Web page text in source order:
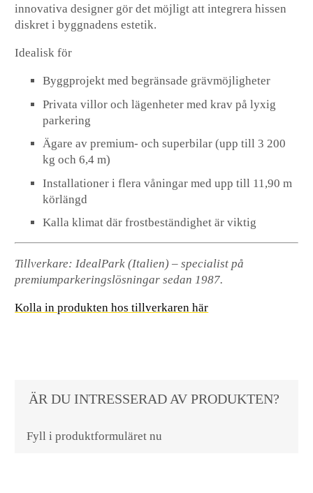
innovativa designer gör det möjligt att integrera hissen
diskret i byggnadens estetik.
Idealisk för
Byggprojekt med begränsade grävmöjligheter
Privata villor och lägenheter med krav på lyxig
parkering
Ägare av premium- och superbilar (upp till 3 200
kg och 6,4 m)
Installationer i flera våningar med upp till 11,90 m
körlängd
Kalla klimat där frostbeständighet är viktig
Tillverkare: IdealPark (Italien) – specialist på
premiumparkeringslösningar sedan 1987.
Kolla in produkten hos tillverkaren här
ÄR DU INTRESSERAD AV PRODUKTEN?
Fyll i produktformuläret nu